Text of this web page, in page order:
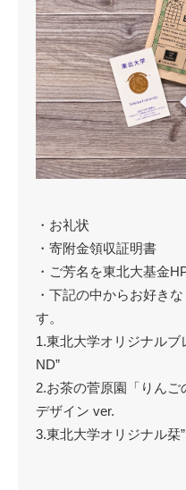
・お礼状
・寄附金領収証明書
・ご芳名を東北大基金
・下記の中からお好き
す。
1.東北大学オリジナルブ
ND”
2.お茶の菅原園「りん
デザイン ver.
3.東北大学オリジナル栞